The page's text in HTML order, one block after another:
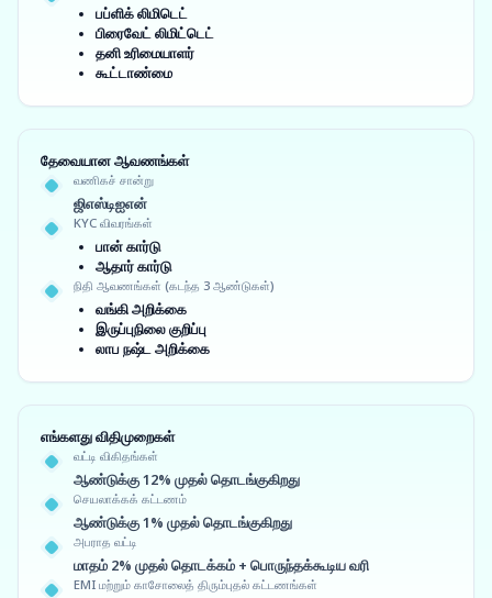
பப்ளிக் லிமிடெட்
பிரைவேட் லிமிட்டெட்
தனி உரிமையாளர்
கூட்டாண்மை
தேவையான ஆவணங்கள்
வணிகச் சான்று
ஜிஎஸ்டிஐஎன்
KYC விவரங்கள்
பான் கார்டு
ஆதார் கார்டு
நிதி ஆவணங்கள் (கடந்த 3 ஆண்டுகள்)
வங்கி அறிக்கை
இருப்புநிலை குறிப்பு
லாப நஷ்ட அறிக்கை
எங்களது விதிமுறைகள்
வட்டி விகிதங்கள்
ஆண்டுக்கு 12% முதல் தொடங்குகிறது
செயலாக்கக் கட்டணம்
ஆண்டுக்கு 1% முதல் தொடங்குகிறது
அபராத வட்டி
மாதம் 2% முதல் தொடக்கம் + பொருந்தக்கூடிய வரி
EMI மற்றும் காசோலைத் திரும்புதல் கட்டணங்கள்